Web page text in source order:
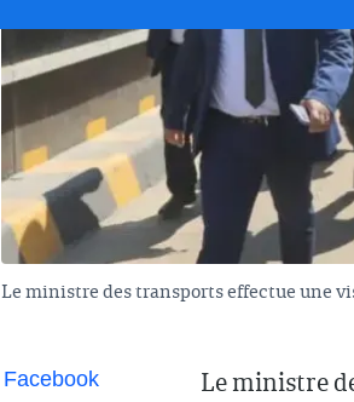
Le ministre des transports effectue une
Le ministre
Facebook